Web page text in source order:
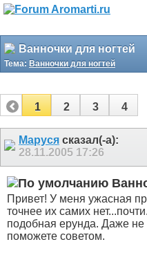
Ванночки для ногтей
Тема: Ванночки для ногтей
1 2 3 4
Маруся сказал(-а):
28.11.2005 17:26
Привет! У меня ужасная
точнее их самих
подобная ерунда. Даже
поможете советом.